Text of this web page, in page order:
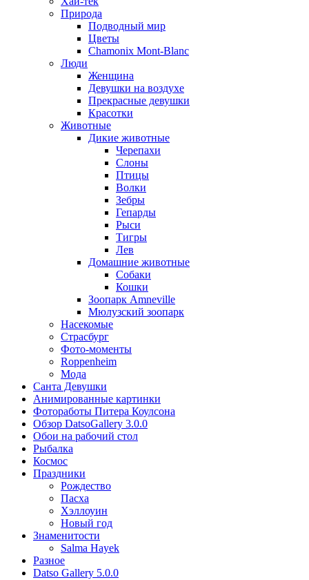
Природа
Подводный мир
Цветы
Chamonix Mont-Blanc
Люди
Женщина
Девушки на воздухе
Прекрасные девушки
Красотки
Животные
Дикие животные
Черепахи
Слоны
Птицы
Волки
Зебры
Гепарды
Рыси
Тигры
Лев
Домашние животные
Собаки
Кошки
Зоопарк Amneville
Мюлузский зоопарк
Насекомые
Страсбург
Фото-моменты
Roppenheim
Мода
Санта Девушки
Aнимированные картинки
Фотоработы Питера Коулсона
Обзор DatsoGallery 3.0.0
Обои на рабочий стол
Рыбалка
Космос
Праздники
Рождество
Пасха
Хэллоуин
Новый год
Знаменитости
Salma Hayek
Разное
Datso Gallery 5.0.0